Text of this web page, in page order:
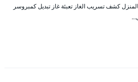
بالمنزل كشف تسريب الغاز تعبئة غاز تبديل كمبروسر